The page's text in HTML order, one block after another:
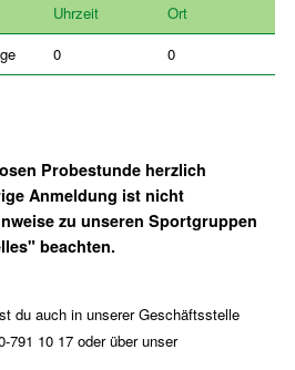
Uhrzeit
Ort
0 0
Probestunde herzlich
Anmeldung ist nicht
zu unseren Sportgruppen
beachten.
du auch in unserer Geschäftsstelle
791 10 17 oder über unser